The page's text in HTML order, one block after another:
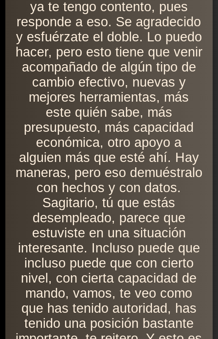
ya te tengo contento, pues
responde a eso. Se agradecido
y esfuérzate el doble. Lo puedo
hacer, pero esto tiene que venir
acompañado de algún tipo de
cambio efectivo, nuevas y
mejores herramientas, más
este quién sabe, más
presupuesto, más capacidad
económica, otro apoyo a
alguien más que esté ahí. Hay
maneras, pero eso demuéstralo
con hechos y con datos.
Sagitario, tú que estás
desempleado, parece que
estuviste en una situación
interesante. Incluso puede que
incluso puede que con cierto
nivel, con cierta capacidad de
mando, vamos, te veo como
que has tenido autoridad, has
tenido una posición bastante